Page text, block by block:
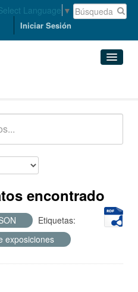
Language ▼
Iniciar Sesión
encontrado
Etiquetas:
exposiciones